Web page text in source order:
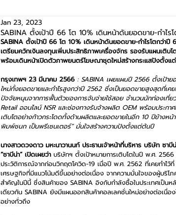
SABINA ตั้งเป้าปี 66 โต 10% เดินหน้าดันยอดขาย-กำไ
Jan 23, 2023
SABINA ตั้งเป้าปี 66 โต 10% เดินหน้าดันยอดขาย-กำไรโตกว่าปี
เตรียมควักเงินลงทุนเพิ่มประสิทธิภาพเครื่องจักร รองรับแผนเติบโ
พร้อมเดินหน้าเปิดตัวภาพยนตร์โฆษณาชุดใหม่สร้างกระแสปังตั้งแ
กรุงเทพฯ 23 มีนาคม 2566 : SABINA เผยแผนปี 2566 ตั้งเป้า
ใหม่ทั้งยอดขายและกำไรสูงกว่าปี 2562 ซึ่งเป็นยอดขายสูงสุดที่เ
ปัจจัยหนุนจากการฟื้นตัวของการจับจ่ายใช้สอย จำนวนนักท่องเที่
Retail ออนไลน์ NSR และช่องทางรับจ้างผลิต OEM พร้อมประก
เติบโตอย่างก้าวกระโดดทั้งด้านผลิตและยอดขายในอีก 10 ปีข้างห
พิมพ์ชนก เป็นพรีเซนเตอร์” มั่นใจสร้างความปังตั้งแต่ต้นปี
นางสาวดวงดาว มหะนาวานนท์ ประธานเจ้าหน้าที่บริหาร บริษัท
“ซาบีน่า” เปิดเผยว่า บริษัทฯ ตั้งเป้าหมายการเติบโตในปี พ.ศ.
ประวัติการณ์จากก่อนวิกฤตโควิด-19 เมื่อปี พ.ศ. 2562 ที่เคยทำไ
เศรษฐกิจที่มีแนวโน้มดีขึ้นอย่างต่อเนื่อง จากความมั่นใจของผู้บริ
สำคัญในปีนี้ ซึ่งสินค้าของ SABINA อิงกับกำลังซื้อในประเทศเป็
เดียวกัน SABINA ยังมีแผนออกสินค้าคอลเลคชั่นใหม่อย่างต่อเนื่อ
อย่างทั่วถึง